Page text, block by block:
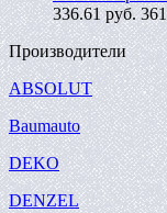
336.61руб.
Производители
ABSOLUT
Baumauto
DEKO
DENZEL